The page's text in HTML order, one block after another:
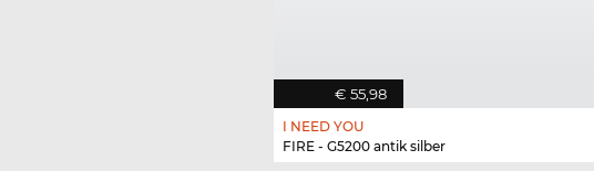
€ 55,98
I NEED YOU
FIRE - G5200 antik silber